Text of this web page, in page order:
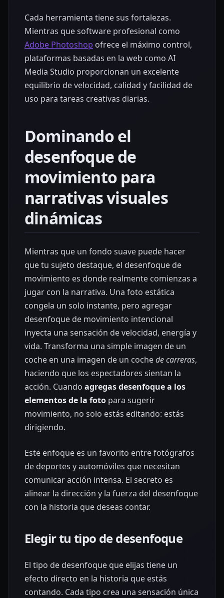
Cada herramienta tiene sus fortalezas.
Mientras que software profesional como
Adobe Photoshop ofrece el máximo control,
plataformas basadas en la web como AI
Media Studio proporcionan un excelente
equilibrio de velocidad, calidad y facilidad de
uso para tareas creativas diarias.
Dominando el
desenfoque de
movimiento para
narrativas visuales
dinámicas
Mientras que un fondo suave puede hacer
que tu sujeto destaque, el desenfoque de
movimiento es donde realmente comienzas a
jugar con la narrativa. Una foto estática
congela un solo instante, pero agregar
desenfoque de movimiento intencional
inyecta una sensación de velocidad, energía y
vida. Transforma una simple imagen de un
coche en una imagen de un cochede carreras,
haciendo que los espectadores sientan la
acción. Cuando agregas desenfoque a los
elementos de la foto para sugerir
movimiento, no solo estás editando: estás
dirigiendo.
Este enfoque es un favorito entre fotógrafos
de deportes y automóviles que necesitan
comunicar acción intensa. El secreto es
alinear la dirección y la fuerza del desenfoque
con la historia que deseas contar.
Elegir tu tipo de desenfoque
El tipo de desenfoque que elijas tiene un
efecto directo en la historia que estás
contando. Cada tipo crea una sensación única